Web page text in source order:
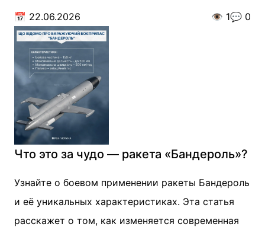
📅 22.06.2026 👁️ 1💬 0
Что это за чудо — ракета «Бандероль»?
Узнайте о боевом применении ракеты Бандероль
и её уникальных характеристиках. Эта статья
расскажет о том, как изменяется современная